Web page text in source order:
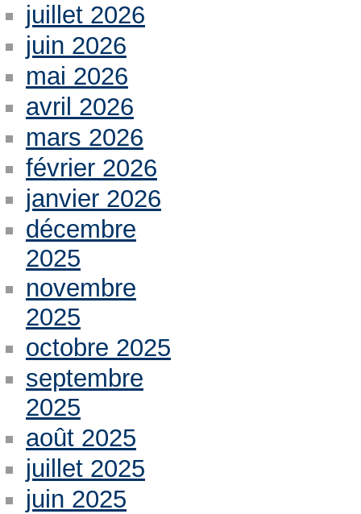
juillet 2026
juin 2026
mai 2026
avril 2026
mars 2026
février 2026
janvier 2026
décembre
2025
novembre
2025
octobre 2025
septembre
2025
août 2025
juillet 2025
juin 2025